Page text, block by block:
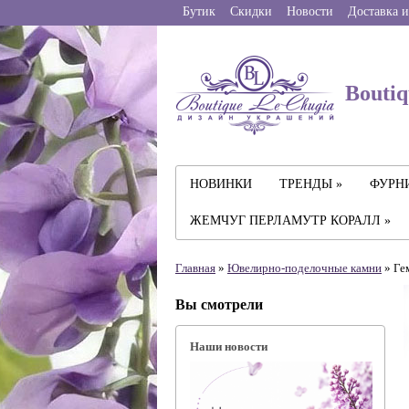
Бутик Скидки Новости Доставка
НОВИНКИ ТРЕНДЫ »
ЖЕМЧУГ ПЕРЛАМУТР КОРАЛЛ »
Главная » Ювелирно-поделочные камни »
Вы смотрели
Наши новости